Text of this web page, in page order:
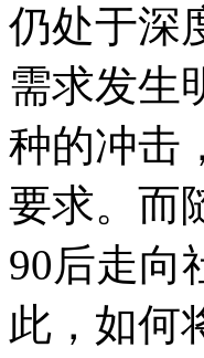
仍处于深
需求发生
种的冲击
要求。而
90后走向
此，如何